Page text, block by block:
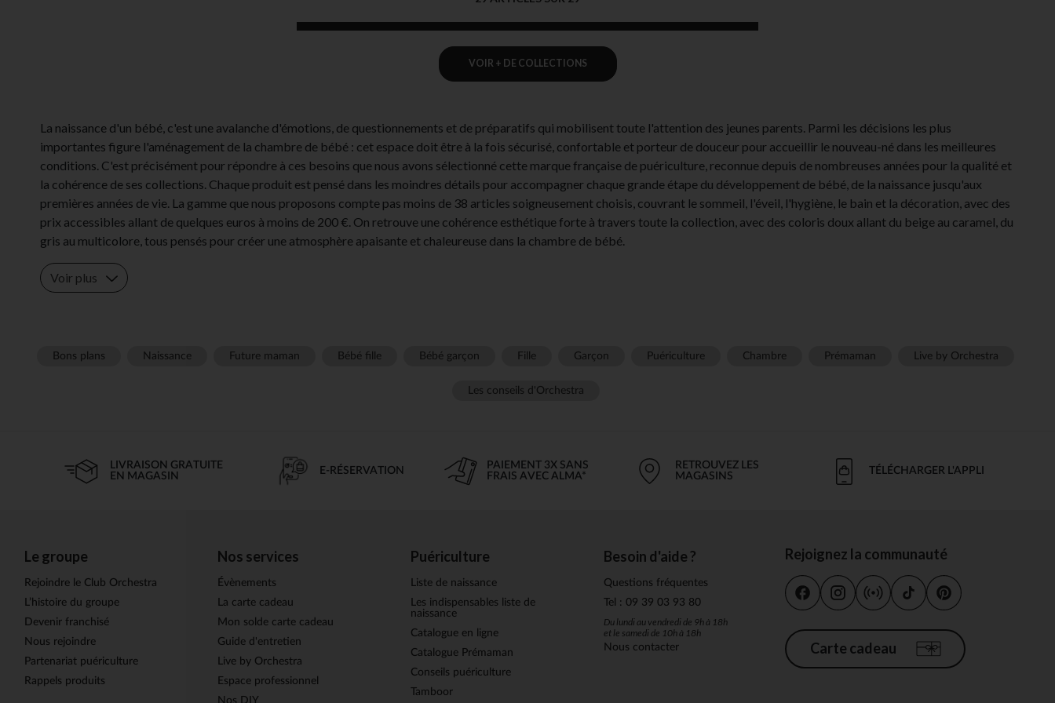
VOIR + DE COLLECTIONS
La naissance d'un bébé, c'est une avalanche d'émotions, de questionnements et de préparatifs qui mobilisent toute l'attention des jeunes parents. Parmi les décisions les plus
importantes figure l'aménagement de la chambre de bébé : cet espace doit être à la fois sécurisé, confortable et porteur de douceur pour accueillir le nouveau-né dans les meilleures
conditions. C'est précisément pour répondre à ces besoins que nous avons sélectionné cette marque française de puériculture, reconnue depuis de nombreuses années pour la qualité et
la cohérence de ses collections. Chaque produit est pensé dans les moindres détails pour accompagner chaque grande étape du développement de bébé, de la naissance jusqu'aux
premières années de vie. La gamme que nous proposons compte pas moins de 38 articles soigneusement choisis, couvrant le sommeil, l'éveil, l'hygiène, le bain et la décoration, avec des
prix accessibles allant de quelques euros à moins de 200 €. On retrouve une cohérence esthétique forte à travers toute la collection, avec des coloris doux allant du beige au caramel, du
gris au multicolore, tous pensés pour créer une atmosphère apaisante et chaleureuse dans la chambre de bébé.
Voir plus
Bons plans Naissance Future maman Bébé fille Bébé garçon Fille Garçon Puériculture Chambre Prémaman Live by Orchestra
Les conseils d'Orchestra
LIVRAISON GRATUITE
EN MAGASIN
E-RÉSERVATION
PAIEMENT 3X SANS
FRAIS AVEC ALMA*
RETROUVEZ LES
MAGASINS
TÉLÉCHARGER L'APPLI
Le groupe
Rejoindre le Club Orchestra
L’histoire du groupe
Devenir franchisé
Nous rejoindre
Partenariat puériculture
Rappels produits
Nos services
Évènements
La carte cadeau
Mon solde carte cadeau
Guide d'entretien
Live by Orchestra
Espace professionnel
Nos DIY
Puériculture
Liste de naissance
Les indispensables liste de
naissance
Catalogue en ligne
Catalogue Prémaman
Conseils puériculture
Tamboor
Besoin d'aide ?
Questions fréquentes
Tel : 09 39 03 93 80
Du lundi au vendredi de 9h à 18h
et le samedi de 10h à 18h
Nous contacter
Rejoignez la communauté
Carte cadeau